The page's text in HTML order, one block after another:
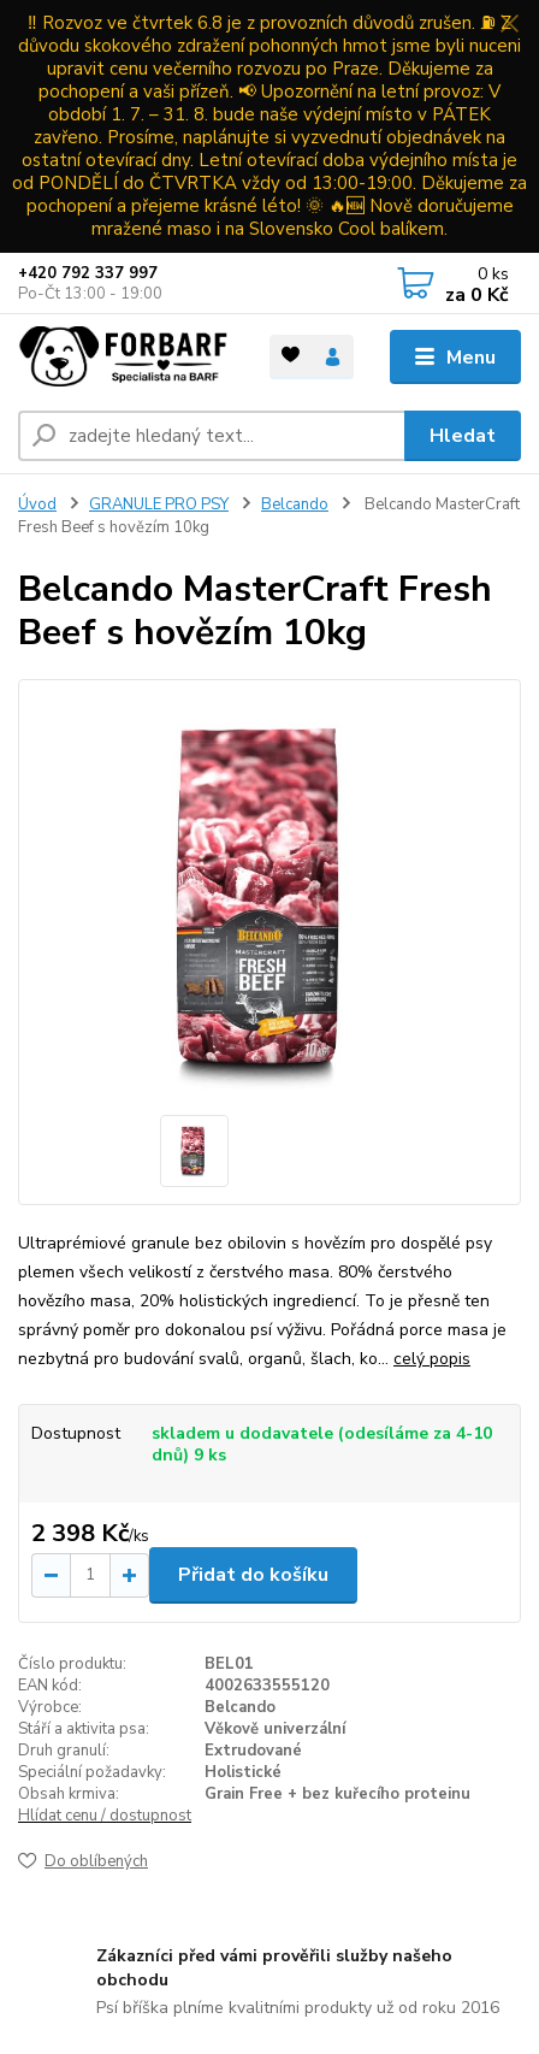
‼️ Rozvoz ve čtvrtek 6.8 je z provozních důvodů zrušen. ⛽ Z
důvodu skokového zdražení pohonných hmot jsme byli nuceni
upravit cenu večerního rozvozu po Praze. Děkujeme za
pochopení a vaši přízeň. 📢 Upozornění na letní provoz: V
období 1. 7. – 31. 8. bude naše výdejní místo v PÁTEK
zavřeno. Prosíme, naplánujte si vyzvednutí objednávek na
ostatní otevírací dny. Letní otevírací doba výdejního místa je
od PONDĚLÍ do ČTVRTKA vždy od 13:00-19:00. Děkujeme za
pochopení a přejeme krásné léto! 🌞 🔥🆕 Nově doručujeme
mražené maso i na Slovensko Cool balíkem.
Menu
Hledat
+420 792 337 997
Po-Čt 13:00 - 19:00
0 ks
za 0 Kč
Úvod GRANULE PRO PSY Belcando
Belcando MasterCraft
Fresh Beef s hovězím 10kg
Belcando MasterCraft Fresh
Beef s hovězím 10kg
Ultraprémiové granule bez obilovin s hovězím pro dospělé psy
plemen všech velikostí z čerstvého masa. 80% čerstvého
hovězího masa, 20% holistických ingrediencí. To je přesně ten
správný poměr pro dokonalou psí výživu. Pořádná porce masa je
nezbytná pro budování svalů, organů, šlach, ko... celý popis
Dostupnost
skladem u dodavatele (odesíláme za 4-10
dnů) 9 ks
2 398 Kč/ks
Přidat do košíku
Číslo produktu:
BEL01
EAN kód:
4002633555120
Výrobce:
Belcando
Stáří a aktivita psa:
Věkově univerzální
Druh granulí:
Extrudované
Speciální požadavky:
Holistické
Obsah krmiva:
Grain Free + bez kuřecího proteinu
Hlídat cenu / dostupnost
Do oblíbených
Zákazníci před vámi prověřili služby našeho
obchodu
Psí bříška plníme kvalitními produkty už od roku 2016